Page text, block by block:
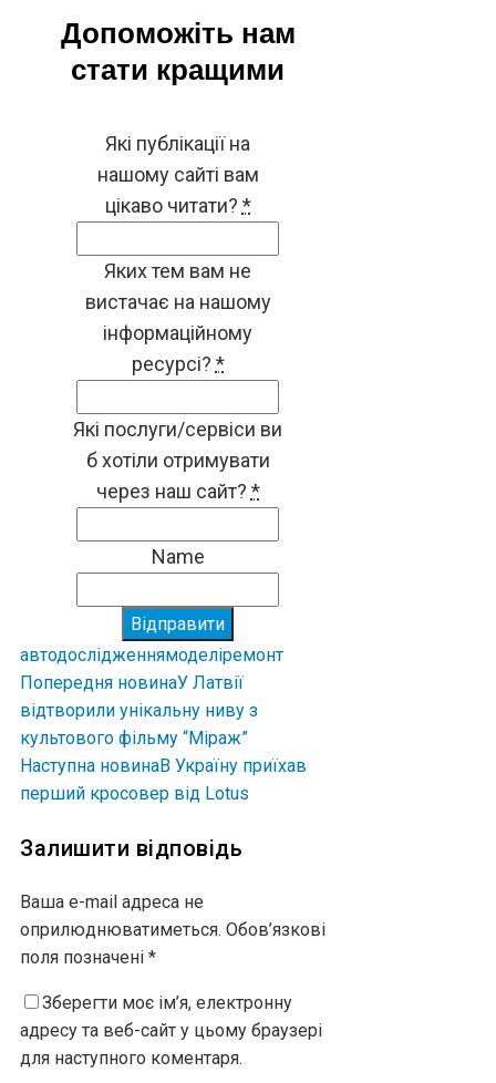
Допоможіть нам
стати кращими
Які публікації на
нашому сайті вам
цікаво читати? *
Яких тем вам не
вистачає на нашому
інформаційному
ресурсі? *
Які послуги/сервіси ви
б хотіли отримувати
через наш сайт? *
Name
Відправити
автодослідженнямоделіремонт
Попередня новинаУ Латвії
відтворили унікальну ниву з
культового фільму “Міраж”
Наступна новинаВ Україну приїхав
перший кросовер від Lotus
Залишити відповідь
Ваша e-mail адреса не
оприлюднюватиметься. Обов’язкові
поля позначені *
Зберегти моє ім’я, електронну
адресу та веб-сайт у цьому браузері
для наступного коментаря.